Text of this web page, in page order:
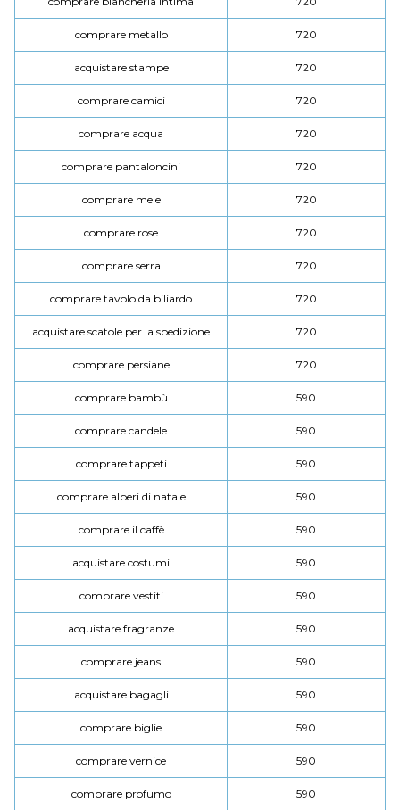
comprare metallo 720
acquistare stampe 720
comprare camici 720
comprare acqua 720
comprare pantaloncini 720
comprare mele 720
comprare rose 720
comprare serra 720
comprare tavolo da biliardo 720
acquistare scatole per la spedizione 720
comprare persiane 720
comprare bambù 590
comprare candele 590
comprare tappeti 590
comprare alberi di natale 590
comprare il caffè 590
acquistare costumi 590
comprare vestiti 590
acquistare fragranze 590
comprare jeans 590
acquistare bagagli 590
comprare biglie 590
comprare vernice 590
comprare profumo 590